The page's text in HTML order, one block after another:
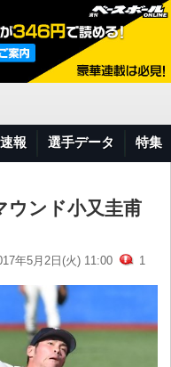
報 選手データ 特集
ウンド小又圭甫
年5月2日(火) 11:00 1